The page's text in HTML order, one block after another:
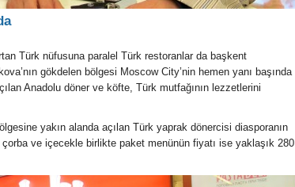
Türk nüfusuna paralel Türk restoranlar da başkent
gökdelen bölgesi Moscow City’nin hemen yanı başında
Anadolu döner ve köfte, Türk mutfağının lezzetlerini
yakın alanda açılan Türk yaprak dönercisi diasporanın
ve içecekle birlikte paket menünün fiyatı ise yaklaşık 280